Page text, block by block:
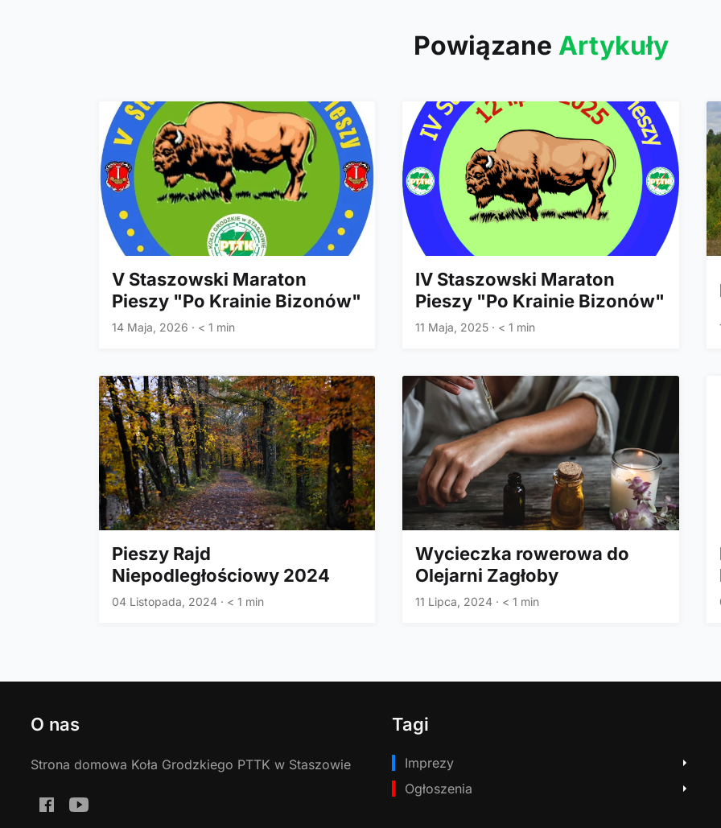
Powiązane Artykuły
V Staszowski Maraton
Pieszy "Po Krainie Bizonów"
14 Maja, 2026 · < 1 min
IV Staszowski Maraton
Pieszy "Po Krainie Bizonów"
11 Maja, 2025 · < 1 min
Pieszy Rajd
Niepodległościowy 2024
04 Listopada, 2024 · < 1 min
Wycieczka rowerowa do
Olejarni Zagłoby
11 Lipca, 2024 · < 1 min
O nas
Strona domowa Koła Grodzkiego PTTK w Staszowie
Tagi
Imprezy
Ogłoszenia